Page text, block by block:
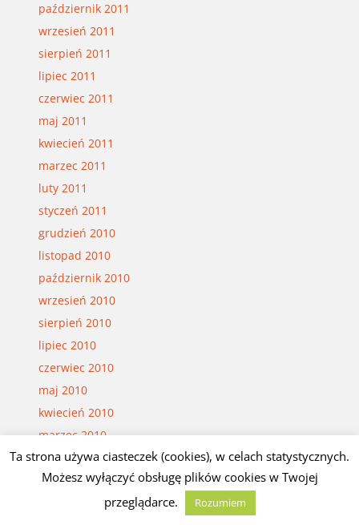
październik 2011
wrzesień 2011
sierpień 2011
lipiec 2011
czerwiec 2011
maj 2011
kwiecień 2011
marzec 2011
luty 2011
styczeń 2011
grudzień 2010
listopad 2010
październik 2010
wrzesień 2010
sierpień 2010
lipiec 2010
czerwiec 2010
maj 2010
kwiecień 2010
marzec 2010
luty 2010
styczeń 2010
grudzień 2009
Ta strona używa ciasteczek (cookies), w celach statystycznych.
Możesz wyłączyć obsługę plików cookies w Twojej
przeglądarce.
Rozumiem